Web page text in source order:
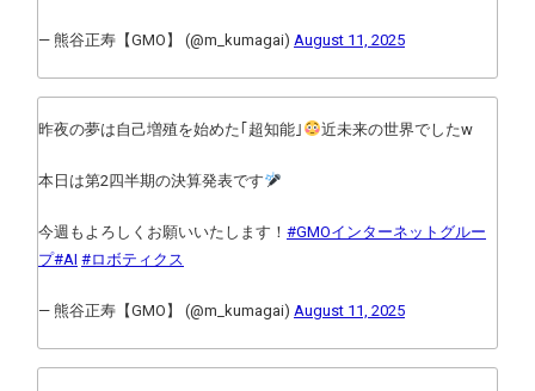
— 熊谷正寿【GMO】 (@m_kumagai) August 11, 2025
昨夜の夢は自己増殖を始めた｢超知能｣ 近未来の世界でしたw
本日は第2四半期の決算発表です
今週もよろしくお願いいたします！ #GMOインターネットグルー
プ#AI #ロボティクス
— 熊谷正寿【GMO】 (@m_kumagai) August 11, 2025